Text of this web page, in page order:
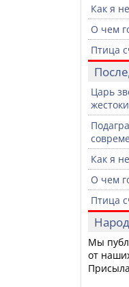
Как я
О чем
Птица
Царь
Как я
О чем
Птица
Мы
от